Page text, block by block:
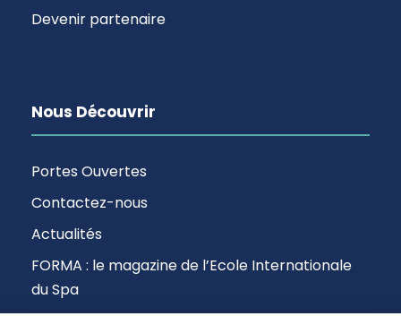
Devenir partenaire
Nous Découvrir
Portes Ouvertes
Contactez-nous
Actualités
FORMA : le magazine de l’Ecole Internationale
du Spa